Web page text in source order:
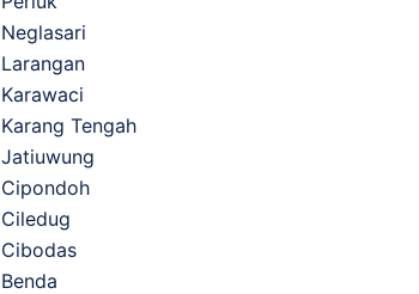
Neglasari
Larangan
Karawaci
Karang Tengah
Jatiuwung
Cipondoh
Ciledug
Cibodas
Benda